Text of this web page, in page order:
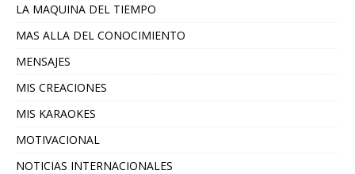
LA MAQUINA DEL TIEMPO
MAS ALLA DEL CONOCIMIENTO
MENSAJES
MIS CREACIONES
MIS KARAOKES
MOTIVACIONAL
NOTICIAS INTERNACIONALES